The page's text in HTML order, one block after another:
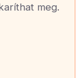
meg.